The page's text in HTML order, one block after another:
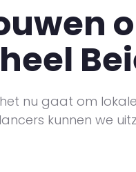
nu gaat om
kunnen we